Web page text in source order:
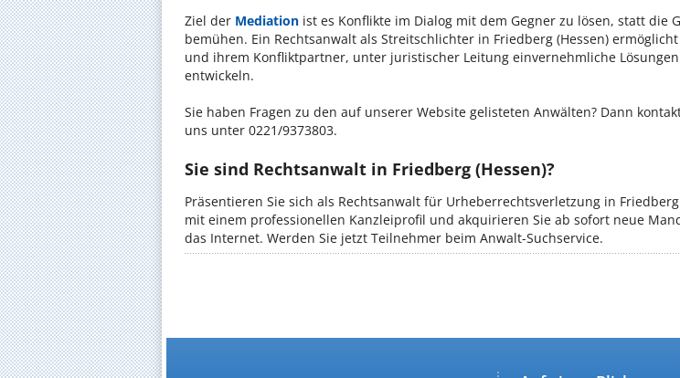
Ziel der Mediation ist es Konflikte im Dialog mit dem Gegner zu lösen, statt die
bemühen. Ein Rechtsanwalt als Streitschlichter in Friedberg (Hessen)
und ihrem Konfliktpartner, unter juristischer Leitung einvernehmliche
entwickeln.
Sie haben Fragen zu den auf unserer Website gelisteten Anwälten? Dann
uns unter 0221/9373803.
Sie sind Rechtsanwalt in Friedberg (Hessen)?
Präsentieren Sie sich als Rechtsanwalt für Urheberrechtsverletzung in Friedberg
mit einem professionellen Kanzleiprofil und akquirieren Sie ab sofort neue
das Internet. Werden Sie jetzt Teilnehmer beim Anwalt-Suchservice.